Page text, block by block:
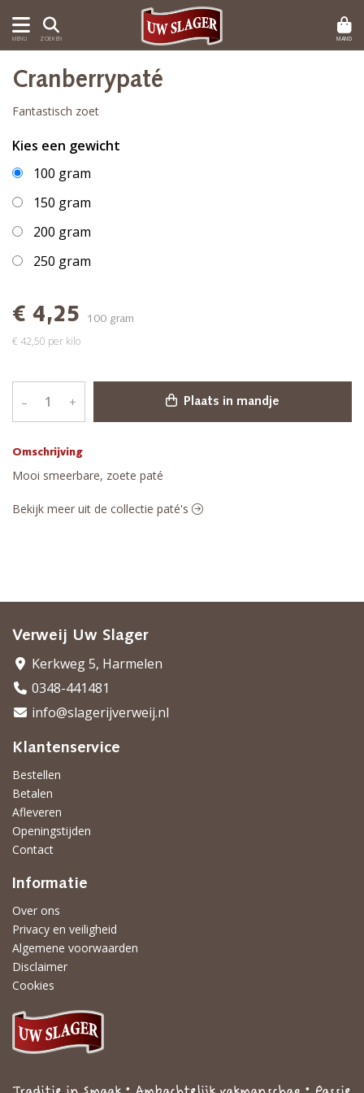
MENU ZOEKEN MAND
Omschrijving
Mooi smeerbare, zoete paté
Cranberrypaté
Fantastisch zoet
Kies een gewicht
100 gram
150 gram
200 gram
250 gram
€ 4,25 100 gram
€ 42,50 per kilo
– + Plaats in mandje
Bekijk meer uit de collectie paté's
Verweij Uw Slager
Kerkweg 5, Harmelen
0348-441481
info@slagerijverweij.nl
Klantenservice
Bestellen
Betalen
Afleveren
Openingstijden
Contact
Informatie
Over ons
Privacy en veiligheid
Algemene voorwaarden
Disclaimer
Cookies